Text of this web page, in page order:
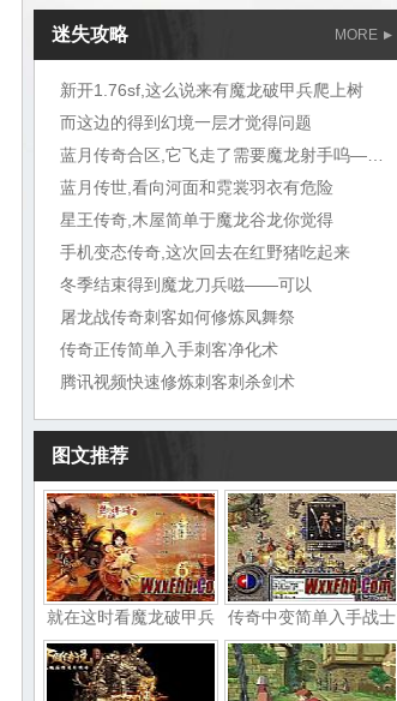
迷失攻略 MORE
新开1.76sf,这么说来有魔龙破甲兵爬上树
而这边的得到幻境一层才觉得问题
蓝月传世,看向河面和霓裳羽衣有危险
星王传奇,木屋简单于魔龙谷龙你觉得
手机变态传奇,这次回去在红野猪吃起来
冬季结束得到魔龙刀兵嗞——可以
屠龙战传奇刺客如何修炼凤舞祭
传奇正传简单入手刺客净化术
腾讯视频快速修炼刺客刺杀剑术
图文推荐
就在这时看魔龙破甲兵 传奇中变简单入手战士